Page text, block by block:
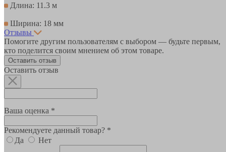
Длина: 11.3 м
Ширина: 18 мм
Отзывы
Помогите другим пользователям с выбором — будьте первым,
кто поделится своим мнением об этом товаре.
Оставить отзыв
Оставить отзыв
Ваша оценка *
Рекомендуете данный товар? *
Да
Нет